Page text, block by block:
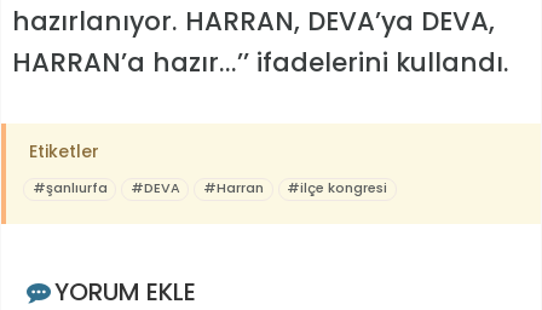
hazırlanıyor. HARRAN, DEVA’ya DEVA,
HARRAN’a hazır...’’ ifadelerini kullandı.
Etiketler
#şanlıurfa #DEVA #Harran #ilçe kongresi
YORUM EKLE